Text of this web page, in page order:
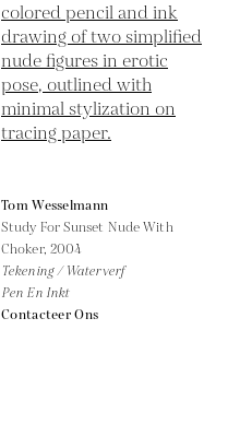
Tom Wesselmann
Study For Sunset Nude With
Choker, 2004
Tekening / Waterverf
Pen En Inkt
Contacteer Ons